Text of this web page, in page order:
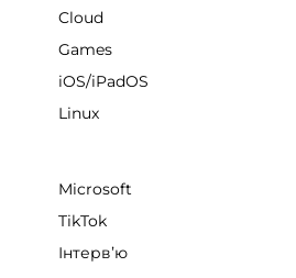
Cloud
Games
iOS/iPadOS
Linux
Microsoft
TikTok
Інтервʼю